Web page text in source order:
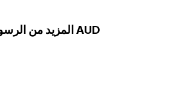
المزيد من الرسوم البيانية المباشرة AUD